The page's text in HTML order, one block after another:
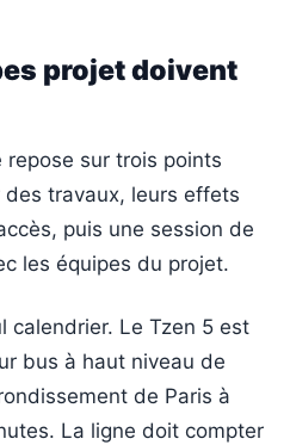
projet doivent
repose sur trois points
travaux, leurs effets
puis une session de
les équipes du projet.
calendrier. Le Tzen 5 est
bus à haut niveau de
de Paris à
La ligne doit compter